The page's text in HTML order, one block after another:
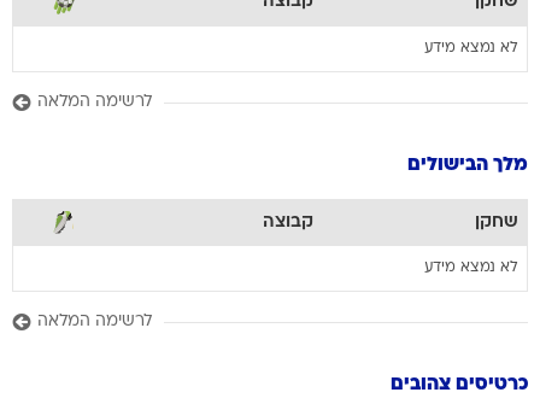
לא נמצא מידע
לרשימה המלאה
מלך הבישולים
שחקן קבוצה
לא נמצא מידע
לרשימה המלאה
כרטיסים צהובים